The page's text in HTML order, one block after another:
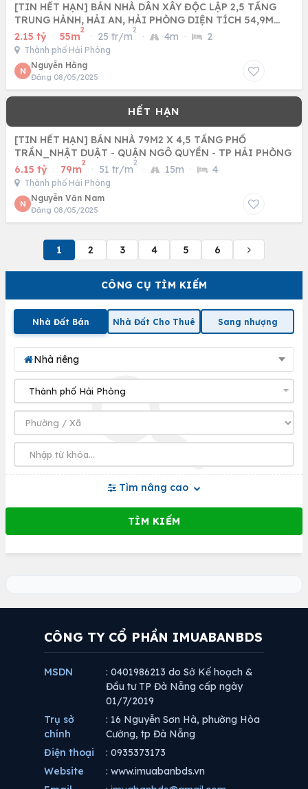
CÔNG CỤ TÌM KIẾM
Nhà Đất Bán Nhà Đất Cho Thuê Sang nhượng
Nhà riêng
Tìm nâng cao
[TIN HẾT HẠN] BÁN NHÀ DÂN XÂY ĐỘC LẬP 2,5 TẦNG
TRUNG HÀNH, HẢI AN, HẢI PHÒNG DIỆN TÍCH 54,9M
CHỈ HƠN 2TY
2.15 tỷ · 55m
2
· 25 tr/m
2
· 4m · 2
Thành phố Hải Phòng
N
Nguyễn Hằng
Đăng 08/05/2025
[TIN HẾT HẠN] BÁN NHÀ 79M2 X 4,5 TẦNG PHỐ
TRẦN_NHẬT DUẬT - QUẬN NGÔ QUYỀN - TP HẢI PHÒNG
6.15 tỷ · 79m
2
· 51 tr/m
2
· 15m · 4
Thành phố Hải Phòng
N
Nguyễn Văn Nam
Đăng 08/05/2025
1 2 3 4 5 6
CÔNG TY CỔ PHẦN IMUABANBDS
MSDN
: 0401986213 do Sở Kế hoạch &
Đầu tư TP Đà Nẵng cấp ngày
01/7/2019
Trụ sở
chính
: 16 Nguyễn Sơn Hà, phường Hòa
Cường, tp Đà Nẵng
Điện thoại
: 0935373173
Website
: www.imuabanbds.vn